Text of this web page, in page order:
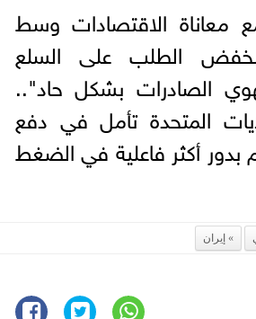
معاناة الاقتصادات وسط
​​الطلب على السلع
الصادرات بشكل حاد"..
المتحدة تأمل في دفع
بدور أكثر فاعلية في الضغط
إيران